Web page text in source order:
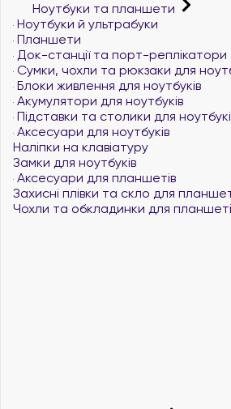
Ноутбуки та планшети
Ноутбуки й ультрабуки
Планшети
Док-станції та порт-реплікатори
Сумки, чохли та рюкзаки для
Блоки живлення для ноутбуків
Акумулятори для ноутбуків
Підставки та столики для
Аксесуари для ноутбуків
Наліпки на клавіатуру
Замки для ноутбуків
Аксесуари для планшетів
Захисні плівки та скло для
Чохли та обкладинки для